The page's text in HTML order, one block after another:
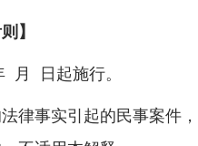
】
日起施行。
事实引起的民事案件，